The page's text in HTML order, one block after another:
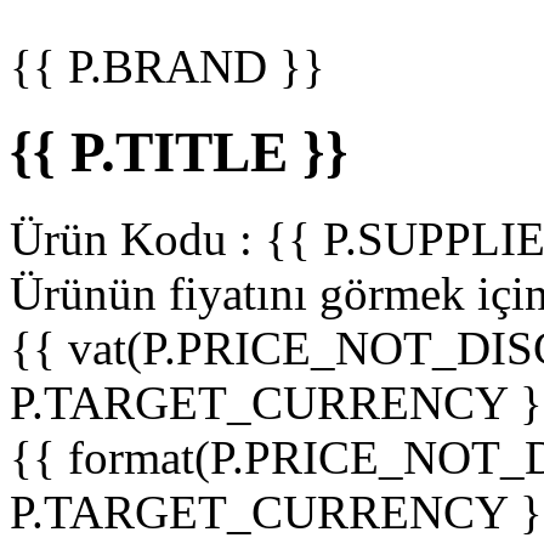
{{ P.BRAND }}
{{ P.TITLE }}
Ürün Kodu : {{
Ürünün fiyatını görmek
{{
P.TARGET_CURRENCY
{{
P.TARGET_CURRENCY